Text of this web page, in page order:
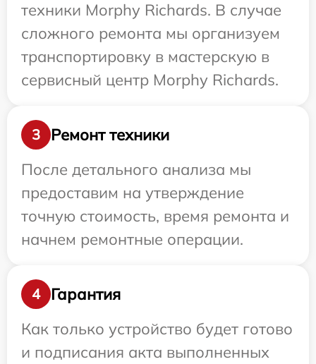
техники Morphy Richards. В случае
сложного ремонта мы организуем
транспортировку в мастерскую в
сервисный центр Morphy Richards.
3
Ремонт техники
После детального анализа мы
предоставим на утверждение
точную стоимость, время ремонта и
начнем ремонтные операции.
4
Гарантия
Как только устройство будет готово
и подписания акта выполненных